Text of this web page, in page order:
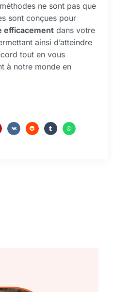
ne sont pas que
sont conçues pour
efficacement dans votre
ainsi d’atteindre
tout en vous
à notre monde en